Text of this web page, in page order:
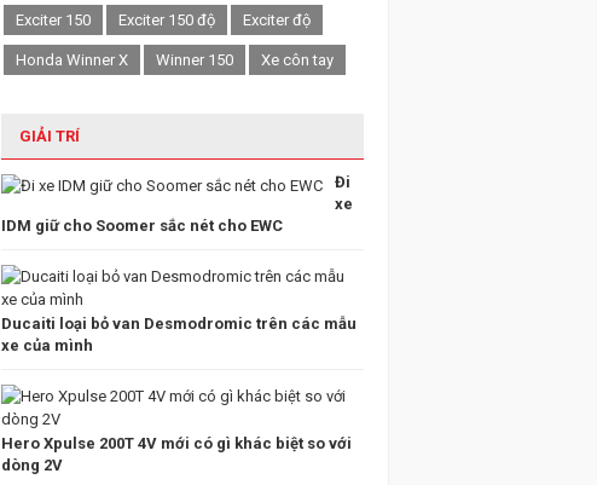
Exciter 150
Exciter 150 độ Exciter độ
Honda Winner X Winner 150 Xe côn tay
GIẢI TRÍ
Đi
xe
IDM giữ cho Soomer sắc nét cho EWC
Ducaiti loại bỏ van Desmodromic trên các mẫu
xe của mình
Hero Xpulse 200T 4V mới có gì khác biệt so với
dòng 2V